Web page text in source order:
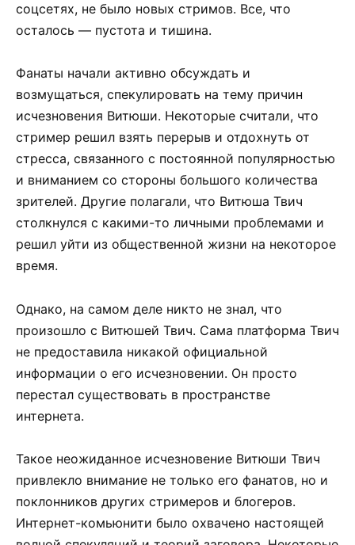
соцсетях, не было новых стримов. Все, что
осталось — пустота и тишина.
Фанаты начали активно обсуждать и
возмущаться, спекулировать на тему причин
исчезновения Витюши. Некоторые считали, что
стример решил взять перерыв и отдохнуть от
стресса, связанного с постоянной популярностью
и вниманием со стороны большого количества
зрителей. Другие полагали, что Витюша Твич
столкнулся с какими-то личными проблемами и
решил уйти из общественной жизни на некоторое
время.
Однако, на самом деле никто не знал, что
произошло с Витюшей Твич. Сама платформа Твич
не предоставила никакой официальной
информации о его исчезновении. Он просто
перестал существовать в пространстве
интернета.
Такое неожиданное исчезновение Витюши Твич
привлекло внимание не только его фанатов, но и
поклонников других стримеров и блогеров.
Интернет-комьюнити было охвачено настоящей